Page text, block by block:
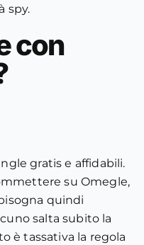
spy.
con
gratis e affidabili.
su Omegle,
quindi
salta subito la
è tassativa la regola